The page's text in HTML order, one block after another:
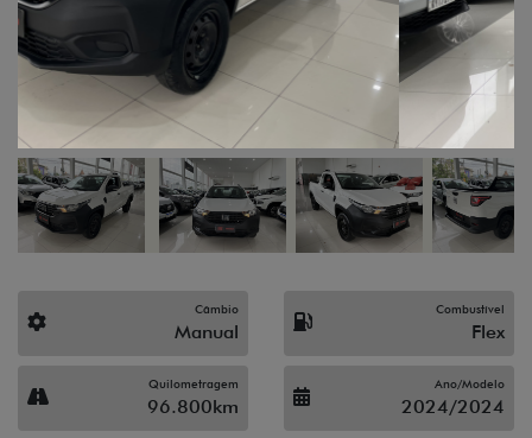
Câmbio
Manual
Combustível
Flex
Quilometragem
96.800km
Ano/Modelo
2024/2024